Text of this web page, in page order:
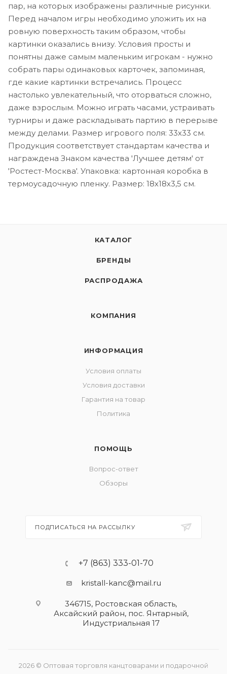
пар, на которых изображены различные рисунки.
Перед началом игры необходимо уложить их на
ровную поверхность таким образом, чтобы
картинки оказались внизу. Условия просты и
понятны даже самым маленьким игрокам - нужно
собрать пары одинаковых карточек, запоминая,
где какие картинки встречались. Процесс
настолько увлекательный, что оторваться сложно,
даже взрослым. Можно играть часами, устраивать
турниры и даже раскладывать партию в перерыве
между делами. Размер игрового поля: 33х33 см.
Продукция соответствует стандартам качества и
награждена Знаком качества 'Лучшее детям' от
'Ростест-Москва'. Упаковка: картонная коробка в
термоусадочную пленку. Размер: 18х18х3,5 см.
КАТАЛОГ
БРЕНДЫ
РАСПРОДАЖА
КОМПАНИЯ
ИНФОРМАЦИЯ
Условия оплаты
Условия доставки
Гарантия на товар
Политика
ПОМОЩЬ
Вопрос-ответ
Обзоры
ПОДПИСАТЬСЯ НА РАССЫЛКУ
+7 (863) 333-01-70
kristall-kanc@mail.ru
346715, Ростовская область​,
Аксайский район, пос. Янтарный,
Индустриальная 17
2026 © Оптовая торговля канцтоварами и подарочной